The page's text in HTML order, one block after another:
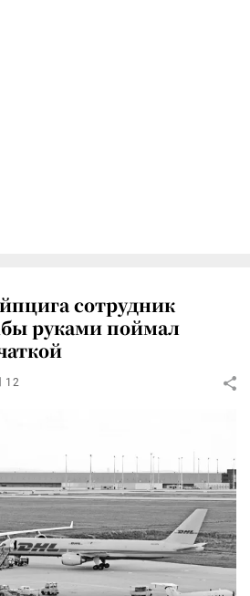
сотрудник
руками поймал
12